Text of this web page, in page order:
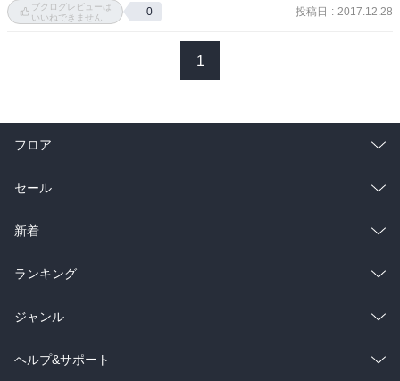
5.我々の計画は何か
→目標設定して強みを基盤とした資源の集中を図る
→具体的なアクションプランと、実行者を決めて巻き込むこと
ブクログレビューは
いいねできません
0 投稿日 : 2017.12.28
1
フロア
総合
ラノベ
雑誌・グラビア
BL・TL
セール
総合
ラノベ
雑誌・グラビア
BL・TL
新着
総合
ラノベ
雑誌・グラビア
ランキング
総合
ラノベ
ジャンル
コミック
ヘルプ&サポート